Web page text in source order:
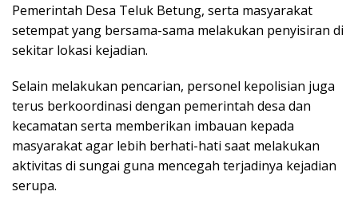
Pemerintah Desa Teluk Betung, serta masyarakat
setempat yang bersama-sama melakukan penyisiran di
sekitar lokasi kejadian.
Selain melakukan pencarian, personel kepolisian juga
terus berkoordinasi dengan pemerintah desa dan
kecamatan serta memberikan imbauan kepada
masyarakat agar lebih berhati-hati saat melakukan
aktivitas di sungai guna mencegah terjadinya kejadian
serupa.